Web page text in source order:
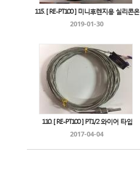
115. [ RE-PT100 ] 미니후렌지용 실리콘온
2019-01-30
110. [ RE-PT100 ] PT1/2 와이어 타입
2017-04-04